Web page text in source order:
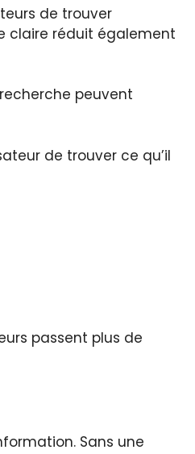
de trouver
claire réduit également
peuvent
de trouver ce qu’il
passent plus de
Sans une